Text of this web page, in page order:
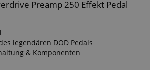
Preamp 250 Effekt Pedal
legendären DOD Pedals
& Komponenten